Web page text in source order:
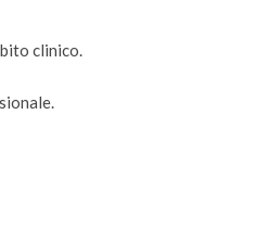
clinico.